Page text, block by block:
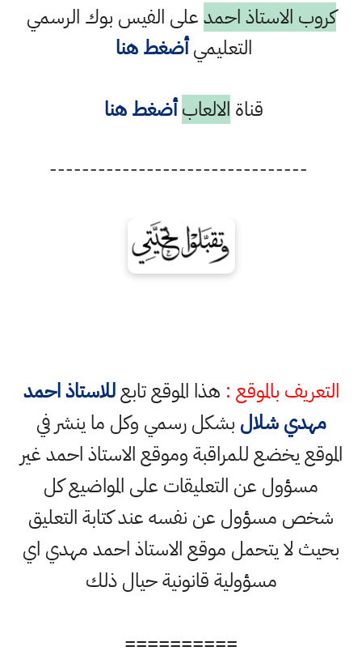
كروب الاستاذ احمدعلى الفيس بوك الرسمي
التعليميأضغط هنا
قناة الالعاب أضغط هنا
--------------------------------
التعريف بالموقع : هذا الموقع تابعللاستاذ احمد
مهدي شلال بشكل رسمي وكل ما ينشر في
الموقع يخضع للمراقبة وموقع الاستاذ احمد غير
مسؤول عن التعليقات على المواضيع كل
شخص مسؤول عن نفسه عند كتابة التعليق
بحيث لا يتحمل موقع الاستاذ احمد مهدي اي
مسؤولية قانونية حيال ذلك
==========